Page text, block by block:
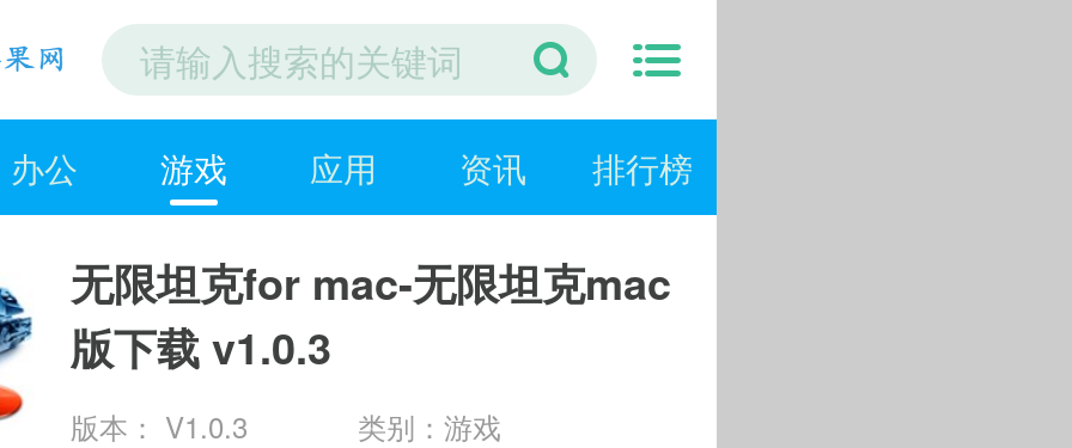
办公 游戏 应用 资讯 排行榜
无限坦克for mac-无限坦克mac
版下载 v1.0.3
版本： V1.0.3
类别：游戏